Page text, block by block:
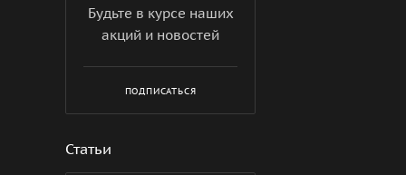
Будьте в курсе наших
акций и новостей
ПОДПИСАТЬСЯ
Статьи